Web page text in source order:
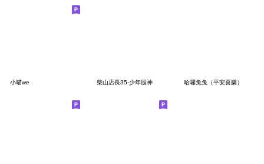
小喵we 柴山店長35-少年股神 哈囉兔兔（平安喜樂）